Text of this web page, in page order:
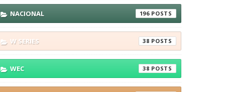
NACIONAL 196
W SERIES 38
WEC 38